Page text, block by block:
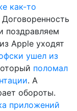
как-то
Договоренность
поздравляем
Apple уходят
ушел из
поломал
. А
обороты.
приложений